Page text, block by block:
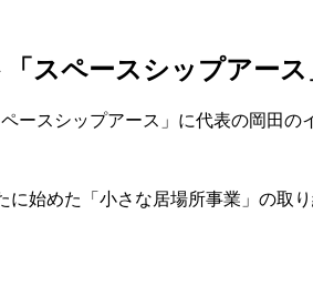
スペースシップアース
ースシップアース」に代表の岡田の
始めた「小さな居場所事業」の取